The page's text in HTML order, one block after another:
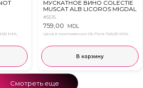
MDL
МУСКАТНОЕ ВИНО COLECTIE
MUSCAT ALB LICOROS MIGDAL
2002 0.75L
#5515
759,00 MDL
Цена в приложении Ok Flora 749,00 MDL
В корзину
Смотреть еще